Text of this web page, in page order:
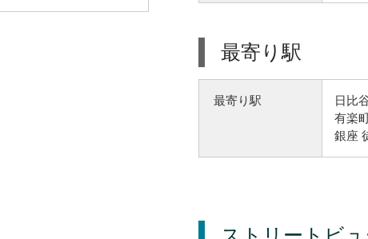
最寄り駅
最寄り駅
日比
有楽
銀座